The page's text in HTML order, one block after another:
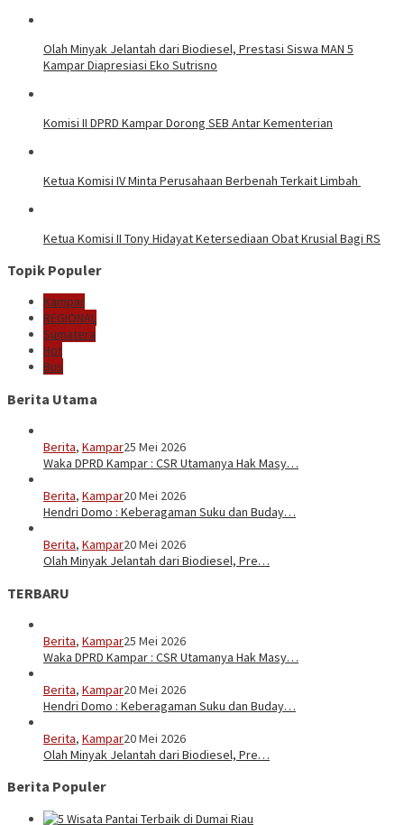
Olah Minyak Jelantah dari Biodiesel, Prestasi Siswa MAN 5
Kampar Diapresiasi Eko Sutrisno
Komisi II DPRD Kampar Dorong SEB Antar Kementerian
Ketua Komisi IV Minta Perusahaan Berbenah Terkait Limbah
Ketua Komisi II Tony Hidayat Ketersediaan Obat Krusial Bagi RS
Topik Populer
Kampar
REGIONAL
Sumatera
Hot
Bus
Berita Utama
Berita, Kampar25 Mei 2026
Waka DPRD Kampar : CSR Utamanya Hak Masy…
Berita, Kampar20 Mei 2026
Hendri Domo : Keberagaman Suku dan Buday…
Berita, Kampar20 Mei 2026
Olah Minyak Jelantah dari Biodiesel, Pre…
TERBARU
Berita, Kampar25 Mei 2026
Waka DPRD Kampar : CSR Utamanya Hak Masy…
Berita, Kampar20 Mei 2026
Hendri Domo : Keberagaman Suku dan Buday…
Berita, Kampar20 Mei 2026
Olah Minyak Jelantah dari Biodiesel, Pre…
Berita Populer